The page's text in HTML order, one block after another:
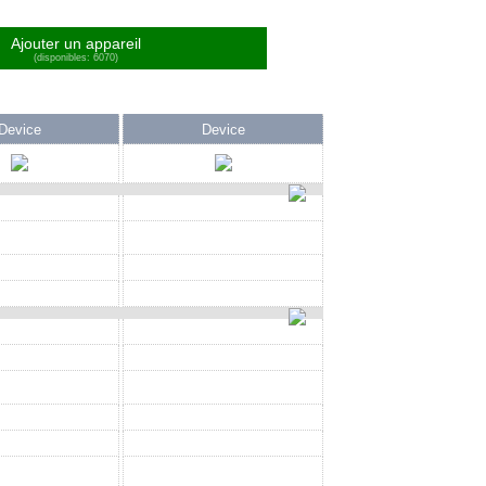
Ajouter un appareil
(disponibles: 6070)
Device Device